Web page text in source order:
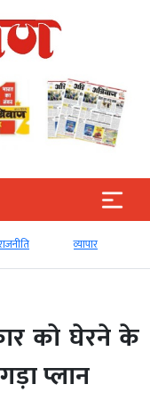
व्‍यापार
को घेरने के
प्लान